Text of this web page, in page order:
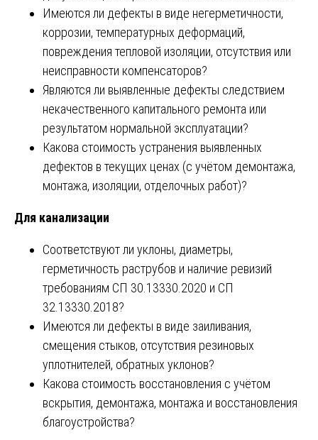
Имеются ли дефекты в виде негерметичности,
коррозии, температурных деформаций,
повреждения тепловой изоляции, отсутствия или
неисправности компенсаторов?
Являются ли выявленные дефекты следствием
некачественного капитального ремонта или
результатом нормальной эксплуатации?
Какова стоимость устранения выявленных
дефектов в текущих ценах (с учётом демонтажа,
монтажа, изоляции, отделочных работ)?
Для канализации
Соответствуют ли уклоны, диаметры,
герметичность раструбов и наличие ревизий
требованиям СП 30.13330.2020 и СП
32.13330.2018?
Имеются ли дефекты в виде заиливания,
смещения стыков, отсутствия резиновых
уплотнителей, обратных уклонов?
Какова стоимость восстановления с учётом
вскрытия, демонтажа, монтажа и восстановления
благоустройства?